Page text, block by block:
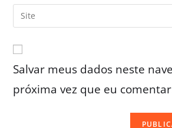
Salvar meus dados neste
próxima vez que eu